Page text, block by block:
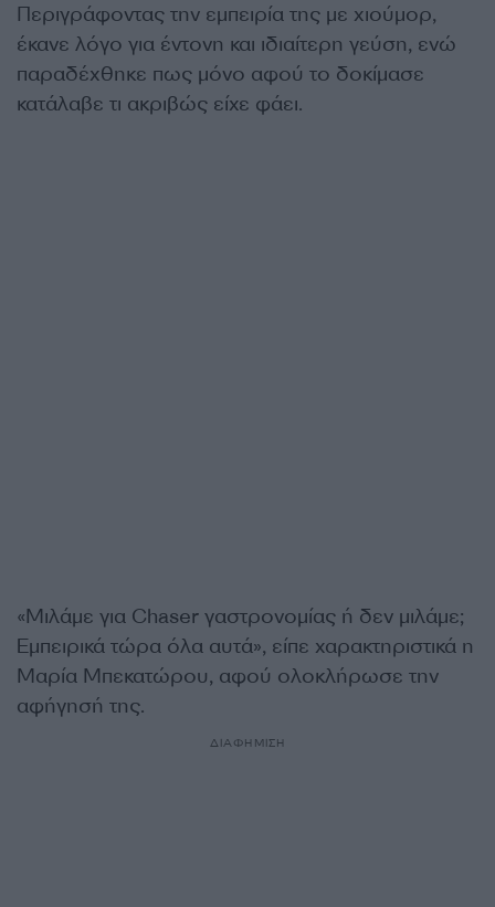
Περιγράφοντας την εμπειρία της με χιούμορ,
έκανε λόγο για έντονη και ιδιαίτερη γεύση, ενώ
παραδέχθηκε πως μόνο αφού το δοκίμασε
κατάλαβε τι ακριβώς είχε φάει.
«Μιλάμε για Chaser γαστρονομίας ή δεν μιλάμε;
Εμπειρικά τώρα όλα αυτά», είπε χαρακτηριστικά η
Μαρία Μπεκατώρου, αφού ολοκλήρωσε την
αφήγησή της.
ΔΙΑΦΗΜΙΣΗ